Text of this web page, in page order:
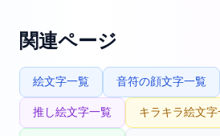
関連ページ
絵文字一覧 音符の顔文字一覧
推し絵文字一覧 キラキラ絵文字